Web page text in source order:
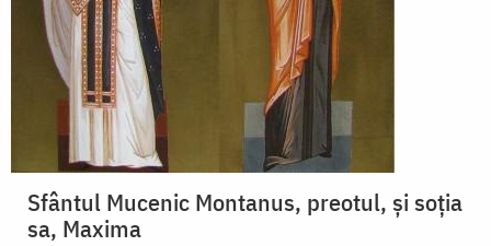
Sfântul Mucenic Montanus, preotul, și soția
sa, Maxima